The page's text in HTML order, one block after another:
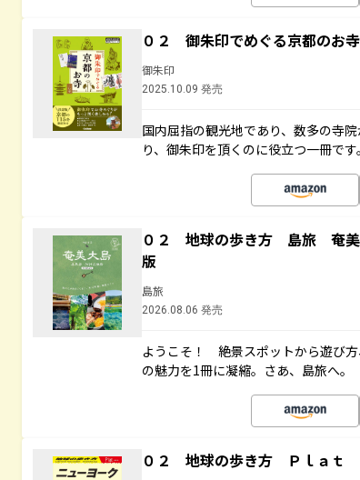
０２ 御朱印でめぐる京都のお
御朱印
2025.10.09 発売
国内屈指の観光地であり、数多の寺
り、御朱印を頂くのに役立つ一冊です。
０２ 地球の歩き方 島旅 奄
版
島旅
2026.08.06 発売
ようこそ！ 絶景スポットから遊び
の魅力を1冊に凝縮。さあ、島旅へ。
０２ 地球の歩き方 Ｐｌａｔ